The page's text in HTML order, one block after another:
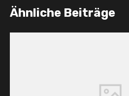
Ähnliche Beiträge